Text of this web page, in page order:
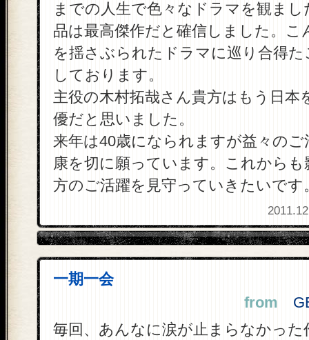
までの人生で色々なドラマを観まし
品は最高傑作だと確信しました。こ
を揺さぶられたドラマに巡り合得た
しております。
主役の木村拓哉さん貴方はもう日本
優だと思いました。
来年は40歳になられますが益々のご
康を切に願っています。これからも
方のご活躍を見守っていきたいです
一期一会
from
毎回、あんなに涙が止まらなかった